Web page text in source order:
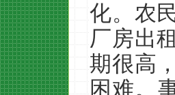
化。农
厂房出
期很高
困难。